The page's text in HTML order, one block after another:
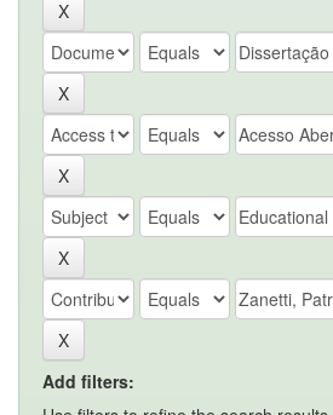
Add filters: